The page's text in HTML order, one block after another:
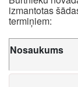
izmantotas
termiņiem:
Nosaukums